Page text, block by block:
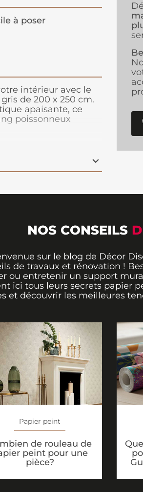
à poser
intérieur avec le
de 200 x 250 cm.
apaisante, ce
poissonneux
l’œil et
et caractère.
NOS CONSEILS
sur le blog de Décor
de travaux et rénovation !
ou entretenir un support
ici tous leurs secrets papier
et découvrir les meilleures
Papier peint
de rouleau de
peint pour une
pièce?